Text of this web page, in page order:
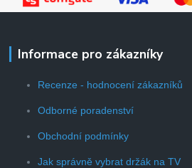
Informace pro zákazníky
Recenze - hodnocení zákazníků
Odborné poradenství
Obchodní podmínky
Jak správně vybrat držák na TV